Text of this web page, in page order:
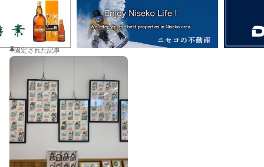
固定された記事